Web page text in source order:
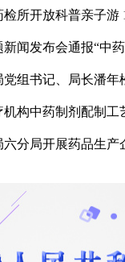
所开放科普亲子游
新闻发布会通报“中
组书记、局长潘年
构中药制剂配制工
六分局开展药品生产